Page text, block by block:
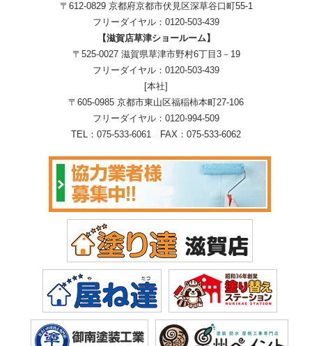
〒612-0829 京都府京都市伏見区深草谷口町55-1
フリーダイヤル： 0120-503-439
【滋賀店草津ショールーム】
〒525-0027 滋賀県草津市野村6丁目3－19
フリーダイヤル： 0120-503-439
[本社]
〒605-0985 京都市東山区福稲柿本町27-106
フリーダイヤル： 0120-994-509
TEL： 075-533-6061 FAX：075-533-6062